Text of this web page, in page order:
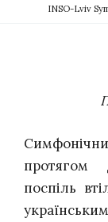
INSO-Lviv
протягом
поспіль